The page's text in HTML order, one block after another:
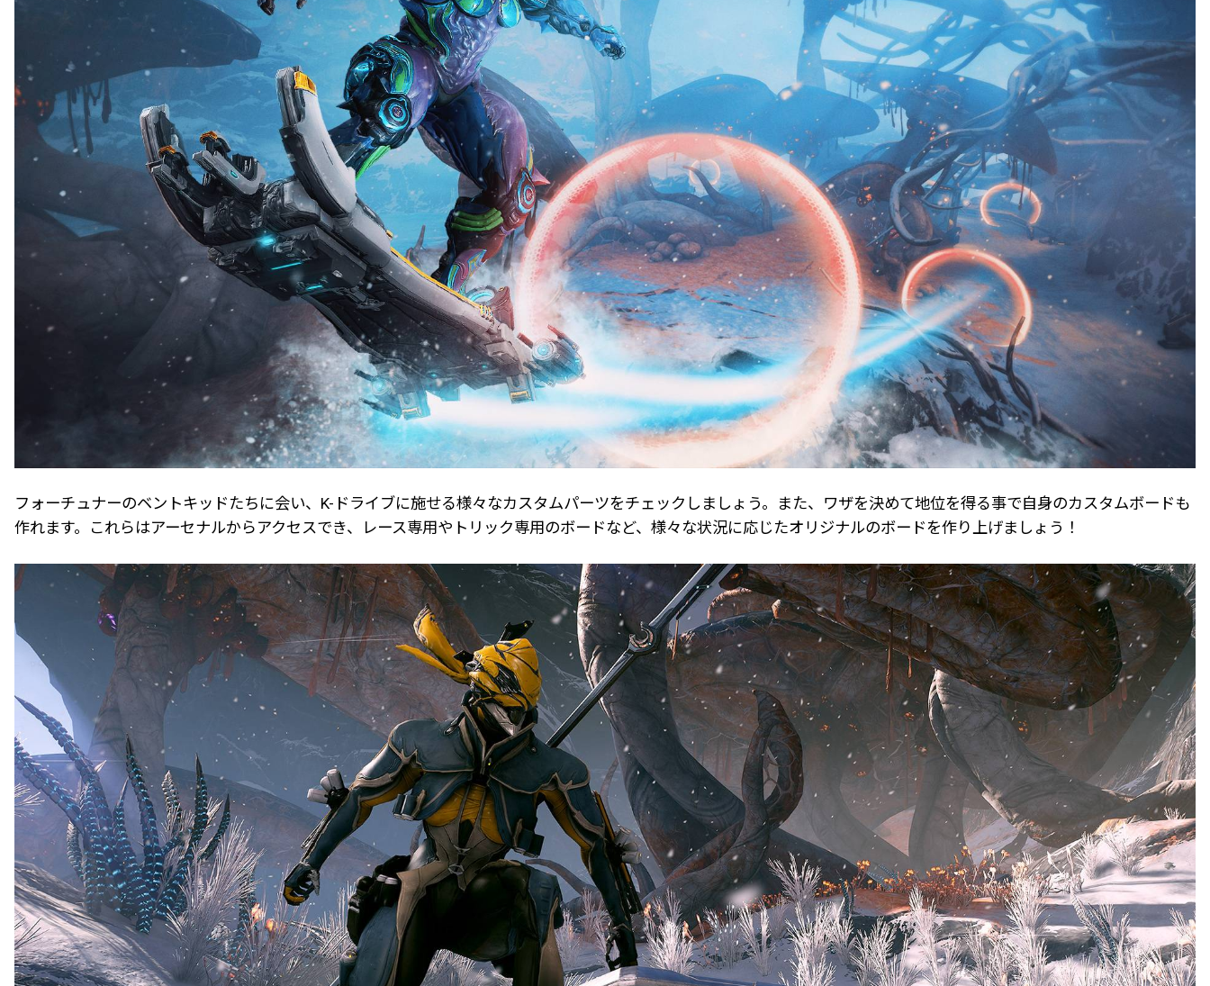
フォーチュナーのベントキッドたちに会い、K-ドライブに施せる様々なカスタムパーツをチェックしましょう。また、ワザを決めて地位を得る事で自身のカスタムボードも
作れます。これらはアーセナルからアクセスでき、レース専用やトリック専用のボードなど、様々な状況に応じたオリジナルのボードを作り上げましょう！